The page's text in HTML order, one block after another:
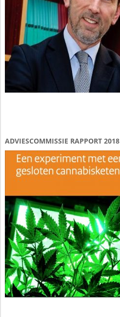
ADVIESCOMMISSIE RAPPORT 2018